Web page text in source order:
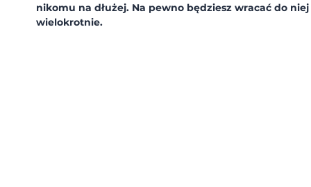
nikomu na dłużej. Na pewno będziesz wracać do niej
wielokrotnie.